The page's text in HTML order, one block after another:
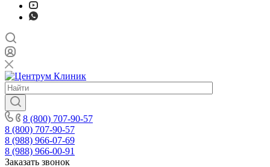
8 (800) 707-90-57
8 (800) 707-90-57
8 (988) 966-07-69
8 (988) 966-00-91
Заказать звонок